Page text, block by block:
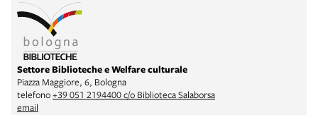
Settore Biblioteche e Welfare culturale
Piazza Maggiore, 6, Bologna
telefono+39 051 2194400 c/o Biblioteca Salaborsa
email